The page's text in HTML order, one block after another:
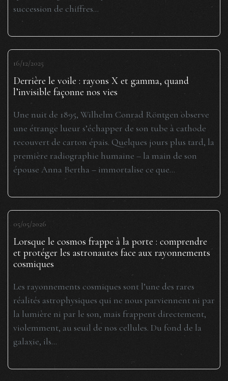
succession de chiffres...
16/12/2025
Derrière le voile : rayons X et gamma, quand
l’invisible façonne nos vies
Une nuit de 1895, Wilhelm Conrad Röntgen observe
une étrange lueur s’échapper de son tube à cathode
recouvert de carton épais. Quelques jours plus tard, la
première radiographie humaine – la main de son
épouse Anna Bertha – immortalise ce que...
05/05/2026
Lorsque le cosmos frappe à la porte : comprendre
et protéger les astronautes face aux rayonnements
cosmiques
Les rayonnements cosmiques sont l’une des rares
réalités astrophysiques qui ne nous parviennent ni par
la lumière ni par le son, mais frappent directement,
violemment, au seuil de nos cellules. Du fond de la
galaxie, ils...